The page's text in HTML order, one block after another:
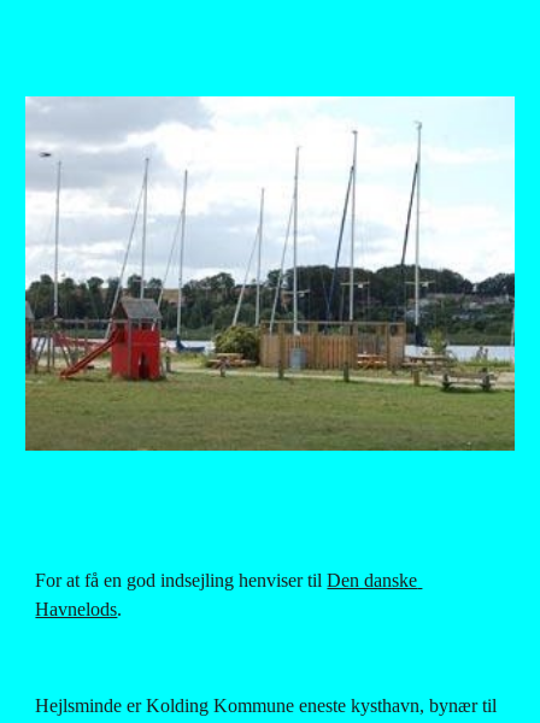
For at få en god indsejling henviser til Den danske
Havnelods.
Hejlsminde er Kolding Kommune eneste kysthavn, bynær til